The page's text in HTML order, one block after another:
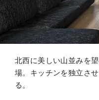
北西に美しい山並みを
場。キッチンを独立さ
る。